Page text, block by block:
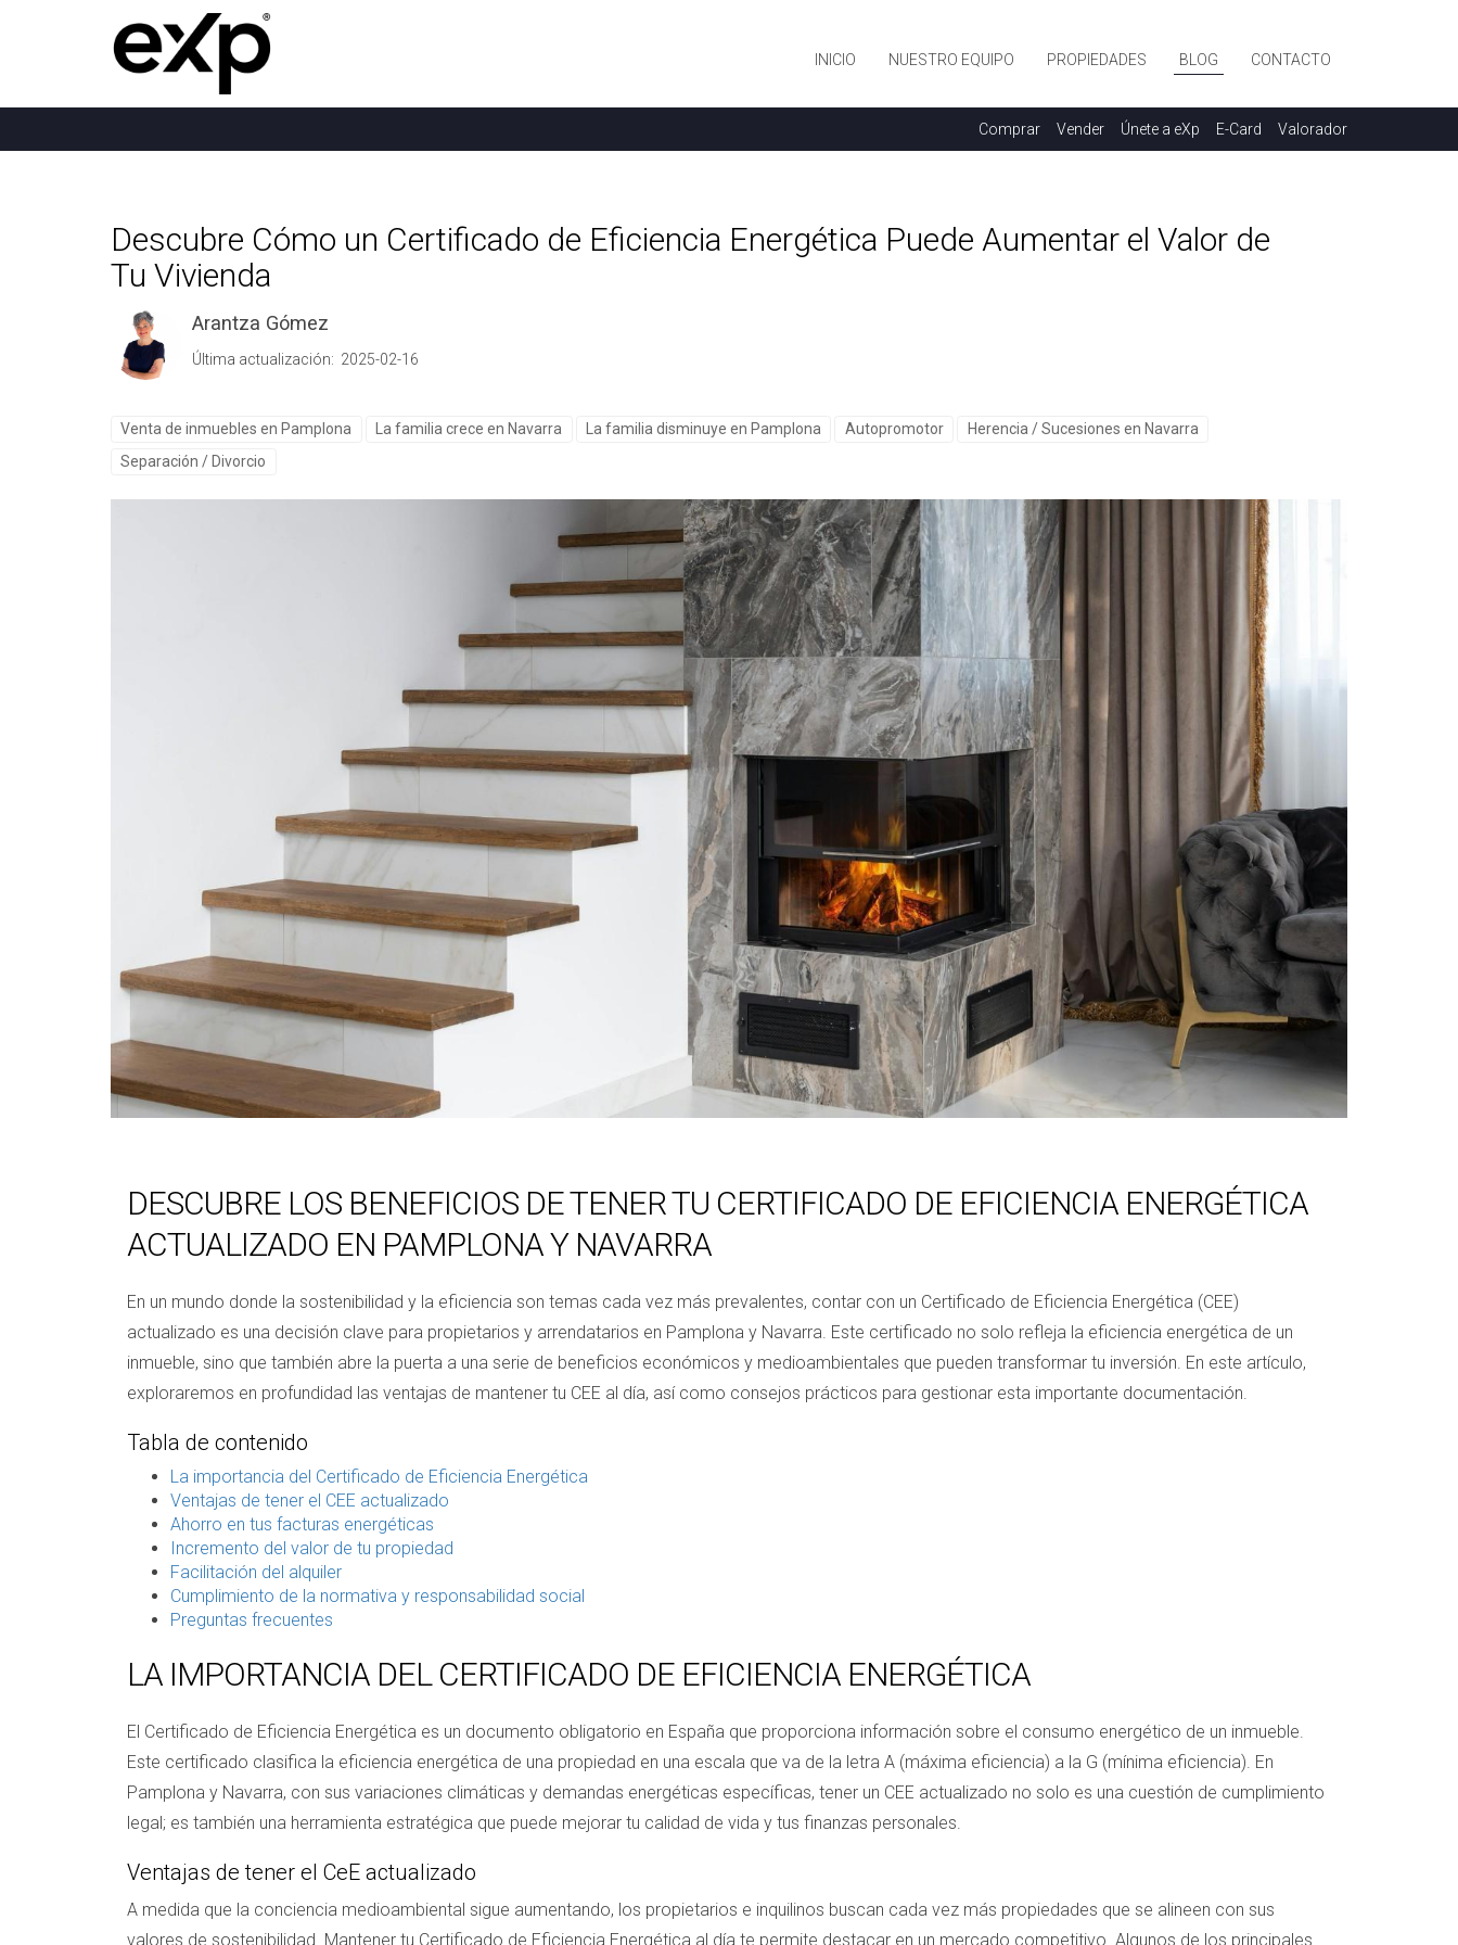
INICIO NUESTRO EQUIPO PROPIEDADES BLOG CONTACTO
Comprar Vender Únete a eXp E-Card Valorador
Descubre Cómo un Certificado de Eficiencia Energética Puede Aumentar el Valor de
Tu Vivienda
Arantza Gómez
Última actualización: 2025-02-16
Venta de inmuebles en Pamplona La familia crece en Navarra La familia disminuye en Pamplona Autopromotor
Herencia / Sucesiones en Navarra
Separación / Divorcio
DESCUBRE LOS BENEFICIOS DE TENER TU CERTIFICADO DE EFICIENCIA ENERGÉTICA
ACTUALIZADO EN PAMPLONA Y NAVARRA
En un mundo donde la sostenibilidad y la eficiencia son temas cada vez más prevalentes, contar con un Certificado de Eficiencia Energética (CEE)
actualizado es una decisión clave para propietarios y arrendatarios en Pamplona y Navarra. Este certificado no solo refleja la eficiencia energética de un
inmueble, sino que también abre la puerta a una serie de beneficios económicos y medioambientales que pueden transformar tu inversión. En este artículo,
exploraremos en profundidad las ventajas de mantener tu CEE al día, así como consejos prácticos para gestionar esta importante documentación.
Tabla de contenido
La importancia del Certificado de Eficiencia Energética
Ventajas de tener el CEE actualizado
Ahorro en tus facturas energéticas
Incremento del valor de tu propiedad
Facilitación del alquiler
Cumplimiento de la normativa y responsabilidad social
Preguntas frecuentes
LA IMPORTANCIA DEL CERTIFICADO DE EFICIENCIA ENERGÉTICA
El Certificado de Eficiencia Energética es un documento obligatorio en España que proporciona información sobre el consumo energético de un inmueble.
Este certificado clasifica la eficiencia energética de una propiedad en una escala que va de la letra A (máxima eficiencia) a la G (mínima eficiencia). En
Pamplona y Navarra, con sus variaciones climáticas y demandas energéticas específicas, tener un CEE actualizado no solo es una cuestión de cumplimiento
legal; es también una herramienta estratégica que puede mejorar tu calidad de vida y tus finanzas personales.
Ventajas de tener el CeE actualizado
A medida que la conciencia medioambiental sigue aumentando, los propietarios e inquilinos buscan cada vez más propiedades que se alineen con sus
valores de sostenibilidad. Mantener tu Certificado de Eficiencia Energética al día te permite destacar en un mercado competitivo. Algunos de los principales